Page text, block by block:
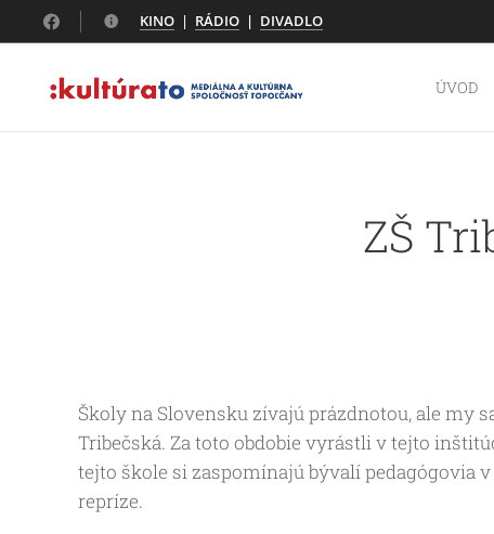
KINO | RÁDIO | DIVADLO
ÚVOD
ZŠ
Školy na Slovensku zívajú prázdnotou, ale my
Tribečská. Za toto obdobie vyrástli v tejto
tejto škole si zaspomínajú bývalí pedagógovia
repríze.